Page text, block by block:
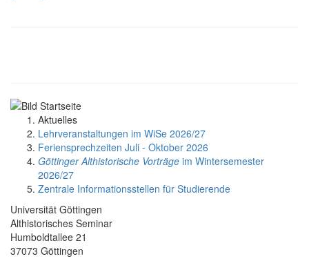
Aktuelles
Lehrveranstaltungen im WiSe 2026/27
Feriensprechzeiten Juli - Oktober 2026
Göttinger Althistorische Vorträge im Wintersemester
2026/27
Zentrale Informationsstellen für Studierende
Universität Göttingen
Althistorisches Seminar
Humboldtallee 21
37073 Göttingen